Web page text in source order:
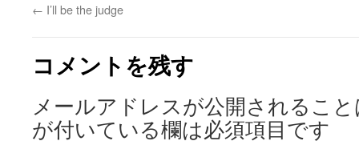
← I’ll be the judge
コメントを残す
メールアドレスが公開されるこ
が付いている欄は必須項目です